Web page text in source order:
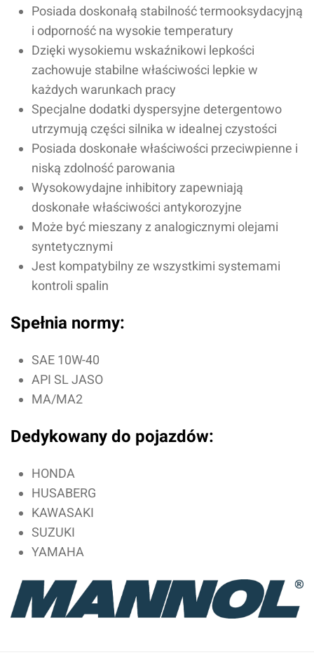
Posiada doskonałą stabilność termooksydacyjną
i odporność na wysokie temperatury
Dzięki wysokiemu wskaźnikowi lepkości
zachowuje stabilne właściwości lepkie w
każdych warunkach pracy
Specjalne dodatki dyspersyjne detergentowo
utrzymują części silnika w idealnej czystości
Posiada doskonałe właściwości przeciwpienne i
niską zdolność parowania
Wysokowydajne inhibitory zapewniają
doskonałe właściwości antykorozyjne
Może być mieszany z analogicznymi olejami
syntetycznymi
Jest kompatybilny ze wszystkimi systemami
kontroli spalin
Spełnia normy:
SAE 10W-40
API SL JASO
MA/MA2
Dedykowany do pojazdów:
HONDA
HUSABERG
KAWASAKI
SUZUKI
YAMAHA
Oceń produkt
Przyznaj ocenę: